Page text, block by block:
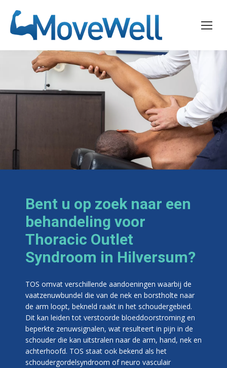
Bent u op zoek naar een
behandeling voor
Thoracic Outlet
Syndroom in Hilversum?
TOS omvat verschillende aandoeningen waarbij de
vaatzenuwbundel die van de nek en borstholte naar
de arm loopt, bekneld raakt in het schoudergebied.
Dit kan leiden tot verstoorde bloeddoorstroming en
beperkte zenuwsignalen, wat resulteert in pijn in de
schouder die kan uitstralen naar de arm, hand, nek en
achterhoofd. TOS staat ook bekend als het
schoudergordelsyndroom of neuro vasculair